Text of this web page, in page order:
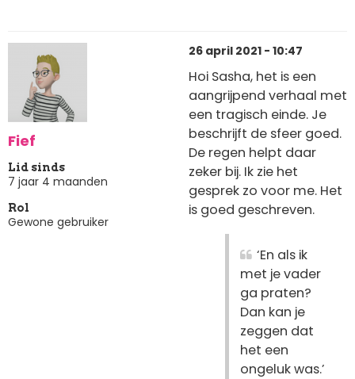
Fief
Lid sinds
7 jaar 4 maanden
Rol
Gewone gebruiker
26 april 2021 - 10:47
Hoi Sasha, het is een
aangrijpend verhaal met
een tragisch einde. Je
beschrijft de sfeer goed.
De regen helpt daar
zeker bij. Ik zie het
gesprek zo voor me. Het
is goed geschreven.
‘En als ik
met je vader
ga praten?
Dan kan je
zeggen dat
het een
ongeluk was.’